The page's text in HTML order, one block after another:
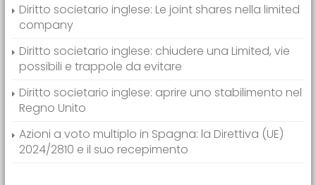
Diritto societario inglese: Le joint shares nella limited
company
Diritto societario inglese: chiudere una Limited, vie
possibili e trappole da evitare
Diritto societario inglese: aprire uno stabilimento nel
Regno Unito
Azioni a voto multiplo in Spagna: la Direttiva (UE)
2024/2810 e il suo recepimento